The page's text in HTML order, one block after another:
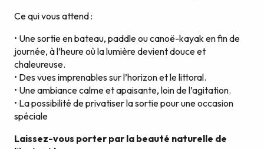
Ce qui vous attend :
• Une sortie en bateau, paddle ou canoë-kayak en fin de
journée, à l’heure où la lumière devient douce et
chaleureuse.
• Des vues imprenables sur l’horizon et le littoral.
• Une ambiance calme et apaisante, loin de l’agitation.
• La possibilité de privatiser la sortie pour une occasion
spéciale
Laissez-vous porter par la beauté naturelle de